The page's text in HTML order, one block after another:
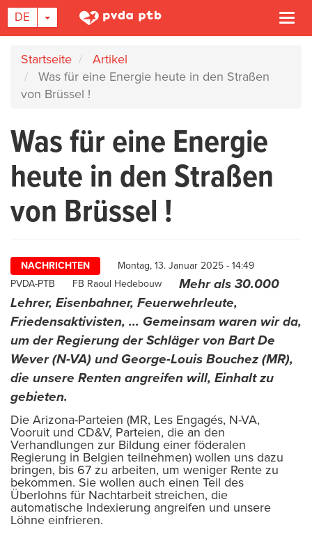
Direkt
Inhalt
DE DROPDOWN-LISTE EIN-/AUSBLENDEN
Startseite
Artikel
Was für eine Energie heute in den Straßen
von Brüssel !
Was für eine Energie
heute in den Straßen
von Brüssel !
NACHRICHTEN
Montag, 13. Januar 2025 - 14:49
Author
PVDA-PTB FB Raoul Hedebouw
Mehr als 30.000
Lehrer, Eisenbahner, Feuerwehrleute,
Friedensaktivisten, ... Gemeinsam waren wir da,
um der Regierung der Schläger von Bart De
Wever (N-VA) und George-Louis Bouchez (MR),
die unsere Renten angreifen will, Einhalt zu
gebieten.
Die Arizona-Parteien (MR, Les Engagés, N-VA,
Vooruit und CD&V, Parteien, die an den
Verhandlungen zur Bildung einer föderalen
Regierung in Belgien teilnehmen) wollen uns dazu
bringen, bis 67 zu arbeiten, um weniger Rente zu
bekommen. Sie wollen auch einen Teil des
Überlohns für Nachtarbeit streichen, die
automatische Indexierung angreifen und unsere
Löhne einfrieren.